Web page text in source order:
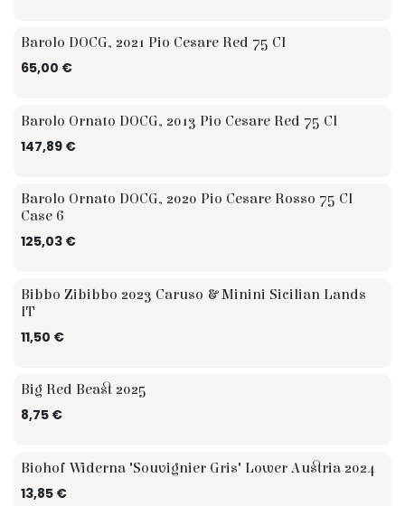
☆ ☆ Sommelier
Barolo DOCG, 2021 Pio Cesare Red 75 Cl
65,00 €
Barolo Ornato DOCG, 2013 Pio Cesare Red 75 Cl
147,89 €
Barolo Ornato DOCG, 2020 Pio Cesare Rosso 75 Cl
Case 6
125,03 €
Bibbo Zibibbo 2023 Caruso & Minini Sicilian Lands
IT
11,50 €
Zomer
Big Red Beast 2025
8,75 €
Biohof Widerna "Souvignier Gris" Lower Austria 2024
13,85 €